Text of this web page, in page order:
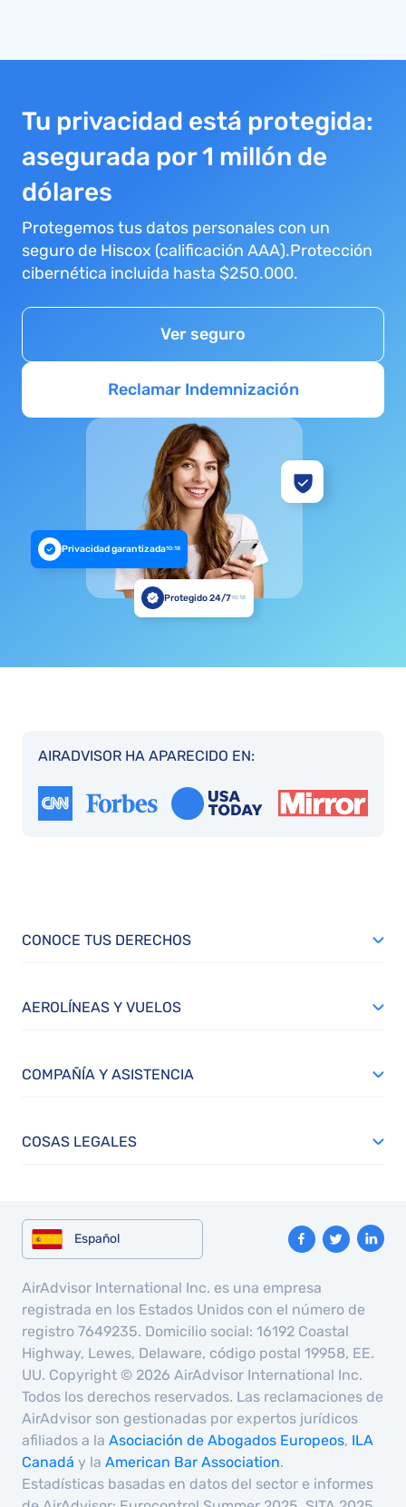
Tu privacidad está protegida:
asegurada por 1 millón de
dólares
Protegemos tus datos personales con un
seguro de Hiscox (calificación AAA).Protección
cibernética incluida hasta $250.000.
Ver seguro
Reclamar Indemnización
Privacidad garantizada10:18
Protegido 24/710:18
AIRADVISOR HA APARECIDO EN:
CONOCE TUS DERECHOS
AEROLÍNEAS Y VUELOS
COMPAÑÍA Y ASISTENCIA
COSAS LEGALES
Español
AirAdvisor International Inc. es una empresa
registrada en los Estados Unidos con el número de
registro 7649235. Domicilio social: 16192 Coastal
Highway, Lewes, Delaware, código postal 19958, EE.
UU. Copyright © 2026 AirAdvisor International Inc.
Todos los derechos reservados. Las reclamaciones de
AirAdvisor son gestionadas por expertos jurídicos
afiliados a la Asociación de Abogados Europeos, ILA
Canadá y la American Bar Association.
Estadísticas basadas en datos del sector e informes